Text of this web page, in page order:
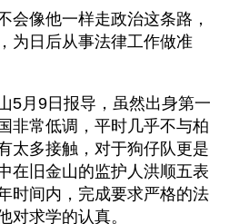
会像他一样走政治这条路，
为日后从事法律工作做准
5月9日报导，虽然出身第一
非常低调，平时几乎不与柏
太多接触，对于狗仔队更是
在旧金山的监护人洪顺五表
时间内，完成要求严格的法
对求学的认真。